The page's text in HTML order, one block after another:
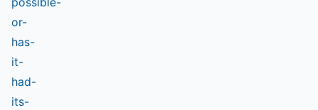
or-
has-
it-
had-
its-